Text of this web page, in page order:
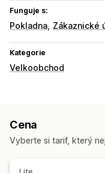
Funguje s:
Pokladna Zákaznické
Kategorie
Velkoobchod
Úrovňové oceňování
Splatnost Více měn
Cena
Vyberte si tarif, který